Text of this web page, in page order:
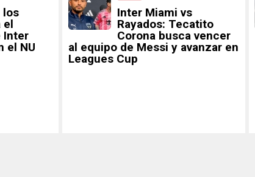
los
el
Inter
el NU
Inter Miami vs
Rayados: Tecatito
Corona busca vencer
al equipo de Messi y avanzar en
Leagues Cup